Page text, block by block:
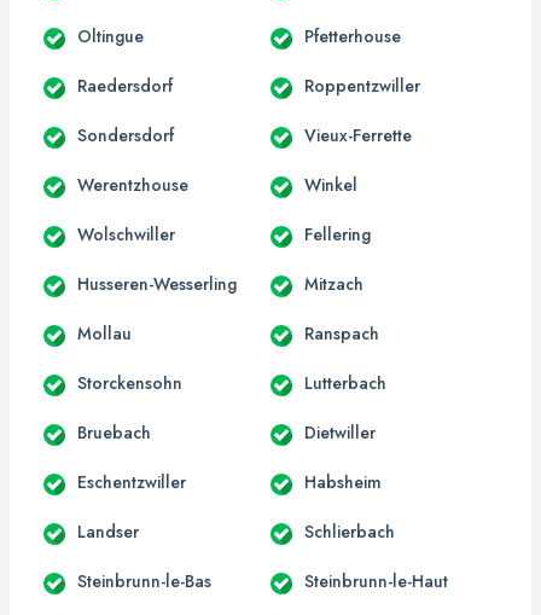
Oltingue Pfetterhouse
Raedersdorf Roppentzwiller
Sondersdorf Vieux-Ferrette
Werentzhouse Winkel
Wolschwiller Fellering
Husseren-Wesserling Mitzach
Mollau Ranspach
Storckensohn Lutterbach
Bruebach Dietwiller
Eschentzwiller Habsheim
Landser Schlierbach
Steinbrunn-le-Bas Steinbrunn-le-Haut